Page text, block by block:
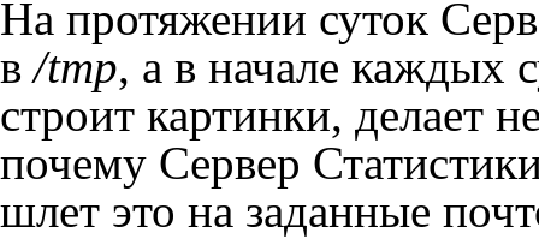
На протяжении суток
в/tmp, а в начале каждых
строит картинки, делает
почему Сервер
шлет это на заданные